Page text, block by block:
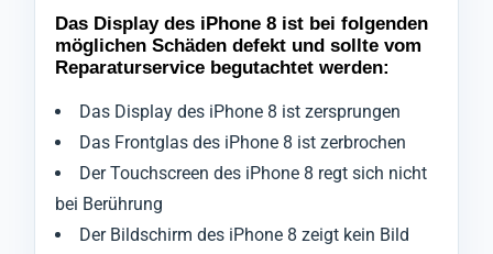
Das Display des iPhone 8 ist bei folgenden
möglichen Schäden defekt und sollte vom
Reparaturservice begutachtet werden:
Das Display des iPhone 8 ist zersprungen
Das Frontglas des iPhone 8 ist zerbrochen
Der Touchscreen des iPhone 8 regt sich nicht
bei Berührung
Der Bildschirm des iPhone 8 zeigt kein Bild